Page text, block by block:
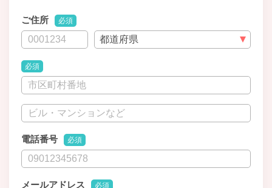
ご住所 必須
必須
電話番号 必須
メールアドレス 必須